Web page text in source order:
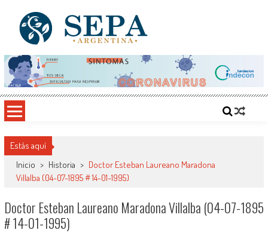
contenido
SEPA Argentina
Sitio del Conocimiento, Cultura y Arte
Estás aquí
Inicio > Historia > Doctor Esteban Laureano Maradona
Villalba (04-07-1895 # 14-01-1995)
Doctor Esteban Laureano Maradona Villalba (04-07-1895
# 14-01-1995)